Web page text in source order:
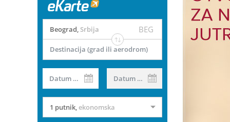
Beograd, Srbija BEG
Destinacija (grad ili aerodrom)
Datum od Datum do
1 putnik,ekonomska